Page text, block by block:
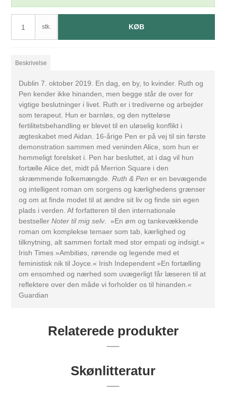
stk. KØB
Beskrivelse
Dublin 7. oktober 2019. En dag, en by, to kvinder. Ruth og
Pen kender ikke hinanden, men begge står de over for
vigtige beslutninger i livet. Ruth er i trediverne og arbejder
som terapeut. Hun er barnløs, og den nytteløse
fertilitetsbehandling er blevet til en uløselig konflikt i
ægteskabet med Aidan. 16-årige Pen er på vej til sin første
demonstration sammen med veninden Alice, som hun er
hemmeligt forelsket i. Pen har besluttet, at i dag vil hun
fortælle Alice det, midt på Merrion Square i den
skræmmende folkemængde.Ruth & Pen er en bevægende
og intelligent roman om sorgens og kærlighedens grænser
og om at finde modet til at ændre sit liv og finde sin egen
plads i verden. Af forfatteren til den internationale
bestsellerNoter til mig selv. »En øm og tankevækkende
roman om komplekse temaer som tab, kærlighed og
tilknytning, alt sammen fortalt med stor empati og indsigt.«
Irish Times »Ambitiøs, rørende og legende med et
feministisk nik til Joyce.« Irish Independent »En fortælling
om ensomhed og nærhed som uvægerligt får læseren til at
reflektere over den måde vi forholder os til hinanden.«
Guardian
Relaterede produkter
Skønlitteratur